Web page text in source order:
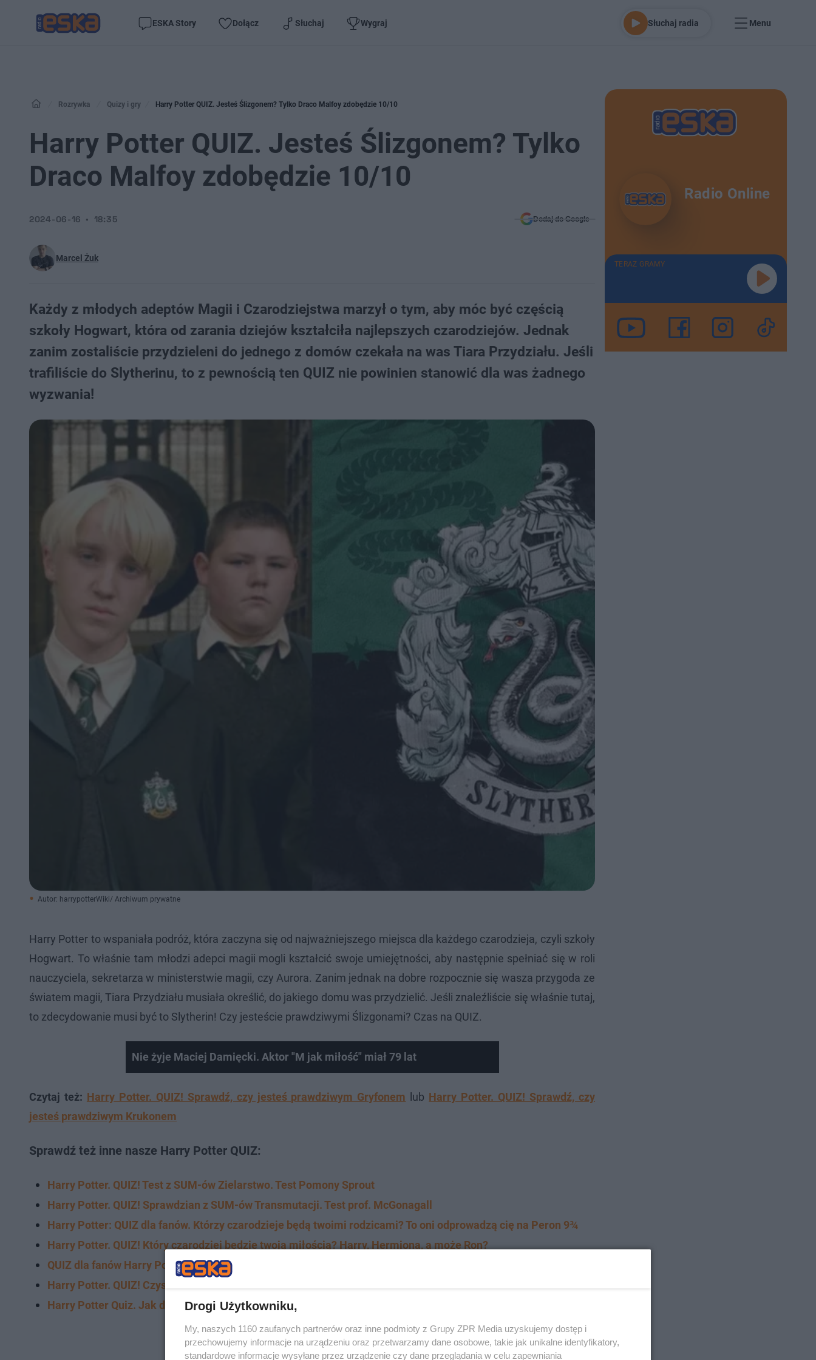
ESKA Story Dołącz Słuchaj Wygraj Słuchaj radia Menu
Rozrywka Quizy i gry Harry Potter QUIZ. Jesteś Ślizgonem? Tylko Draco Malfoy zdobędzie 10/10
Harry Potter QUIZ. Jesteś Ślizgonem? Tylko
Draco Malfoy zdobędzie 10/10
Marcel Żuk
2024-06-16 18:35 Dodaj do Google
Każdy z młodych adeptów Magii i Czarodziejstwa marzył o tym, aby móc być częścią
szkoły Hogwart, która od zarania dziejów kształciła najlepszych czarodziejów. Jednak
zanim zostaliście przydzieleni do jednego z domów czekała na was Tiara Przydziału. Jeśli
trafiliście do Slytherinu, to z pewnością ten QUIZ nie powinien stanowić dla was żadnego
wyzwania!
Autor: harrypotterWiki/ Archiwum prywatne
Harry Potter to wspaniała podróż, która zaczyna się od najważniejszego miejsca dla każdego czarodzieja, czyli szkoły
Hogwart. To właśnie tam młodzi adepci magii mogli kształcić swoje umiejętności, aby następnie spełniać się w roli
nauczyciela, sekretarza w ministerstwie magii, czy Aurora. Zanim jednak na dobre rozpocznie się wasza przygoda ze
światem magii, Tiara Przydziału musiała określić, do jakiego domu was przydzielić. Jeśli znaleźliście się właśnie tutaj,
to zdecydowanie musi być to Slytherin! Czy jesteście prawdziwymi Ślizgonami? Czas na QUIZ.
Nie żyje Maciej Damięcki. Aktor "M jak miłość" miał 79 lat
Czytaj też: Harry Potter. QUIZ! Sprawdź, czy jesteś prawdziwym Gryfonem lub Harry Potter. QUIZ! Sprawdź, czy
jesteś prawdziwym Krukonem
Sprawdź też inne nasze Harry Potter QUIZ:
Harry Potter. QUIZ! Test z SUM-ów Zielarstwo. Test Pomony Sprout
Harry Potter. QUIZ! Sprawdzian z SUM-ów Transmutacji. Test prof. McGonagall
Harry Potter: QUIZ dla fanów. Którzy czarodzieje będą twoimi rodzicami? To oni odprowadzą cię na Peron 9¾
Harry Potter. QUIZ! Który czarodziej będzie twoją miłością? Harry, Hermiona, a może Ron?
QUIZ dla fanów Harry Potter. Którym nauczycielem z Hogwartu jesteś? Sprawdź się!
Harry Potter. QUIZ! Czysta krew, półkrwi, szlama... a może mugol? Jaki jest twój status w świecie czarów?
Harry Potter Quiz. Jak dobrze znasz Severusa Snape? 10 na 10 miałby chyba tylko on sam!
Radio Online
TERAZ GRAMY
Drogi Użytkowniku,
My, naszych 1160 zaufanych partnerów oraz inne podmioty z Grupy ZPR Media uzyskujemy dostęp i
przechowujemy informacje na urządzeniu oraz przetwarzamy dane osobowe, takie jak unikalne identyfikatory,
standardowe informacje wysyłane przez urządzenie czy dane przeglądania w celu zapewniania